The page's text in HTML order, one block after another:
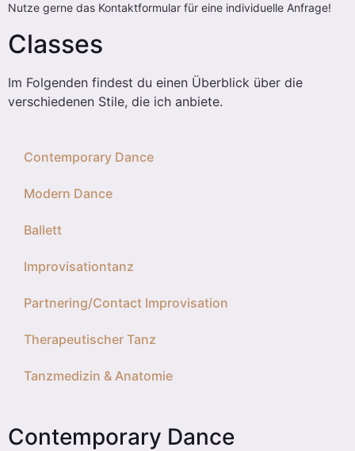
Nutze gerne das Kontaktformular für eine individuelle Anfrage!
Classes
Im Folgenden findest du einen Überblick über die
verschiedenen Stile, die ich anbiete.
Contemporary Dance
Modern Dance
Ballett
Improvisationtanz
Partnering/Contact Improvisation
Therapeutischer Tanz
Tanzmedizin & Anatomie
Contemporary Dance